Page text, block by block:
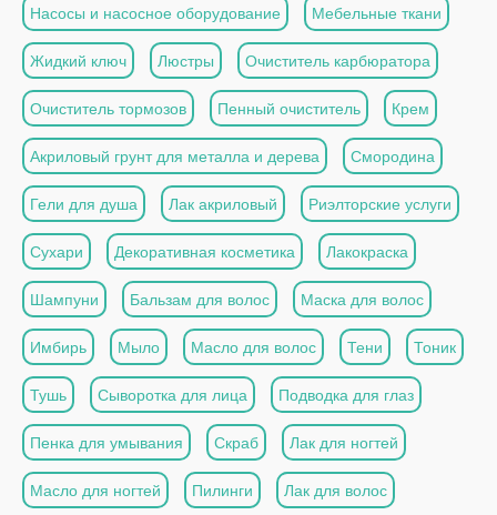
Насосы и насосное оборудование Мебельные ткани
Жидкий ключ Люстры Очиститель карбюратора
Очиститель тормозов Пенный очиститель Крем
Акриловый грунт для металла и дерева Смородина
Гели для душа Лак акриловый Риэлторские услуги
Сухари Декоративная косметика Лакокраска
Шампуни Бальзам для волос Маска для волос
Имбирь Мыло Масло для волос Тени Тоник
Тушь Сыворотка для лица Подводка для глаз
Пенка для умывания Скраб Лак для ногтей
Масло для ногтей Пилинги Лак для волос